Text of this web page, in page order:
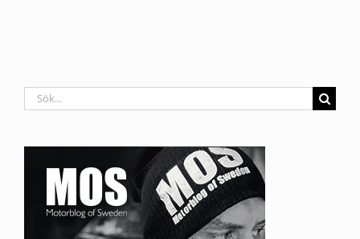
Sök
efter: